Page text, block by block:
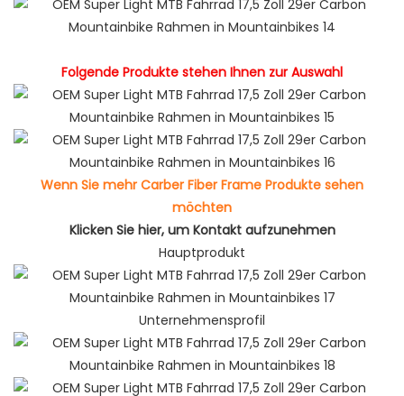
Folgende Produkte stehen Ihnen zur Auswahl
Wenn Sie mehr Carber Fiber Frame Produkte sehen
möchten
Klicken Sie hier, um Kontakt aufzunehmen
Hauptprodukt
Unternehmensprofil